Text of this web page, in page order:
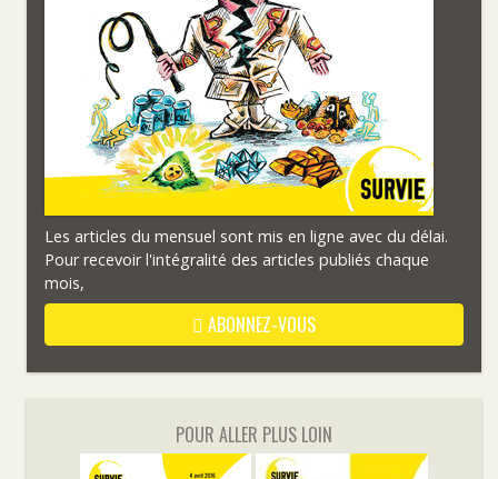
Les articles du mensuel sont mis en ligne avec du délai.
Pour recevoir l'intégralité des articles publiés chaque
mois,
ABONNEZ-VOUS
POUR ALLER PLUS LOIN